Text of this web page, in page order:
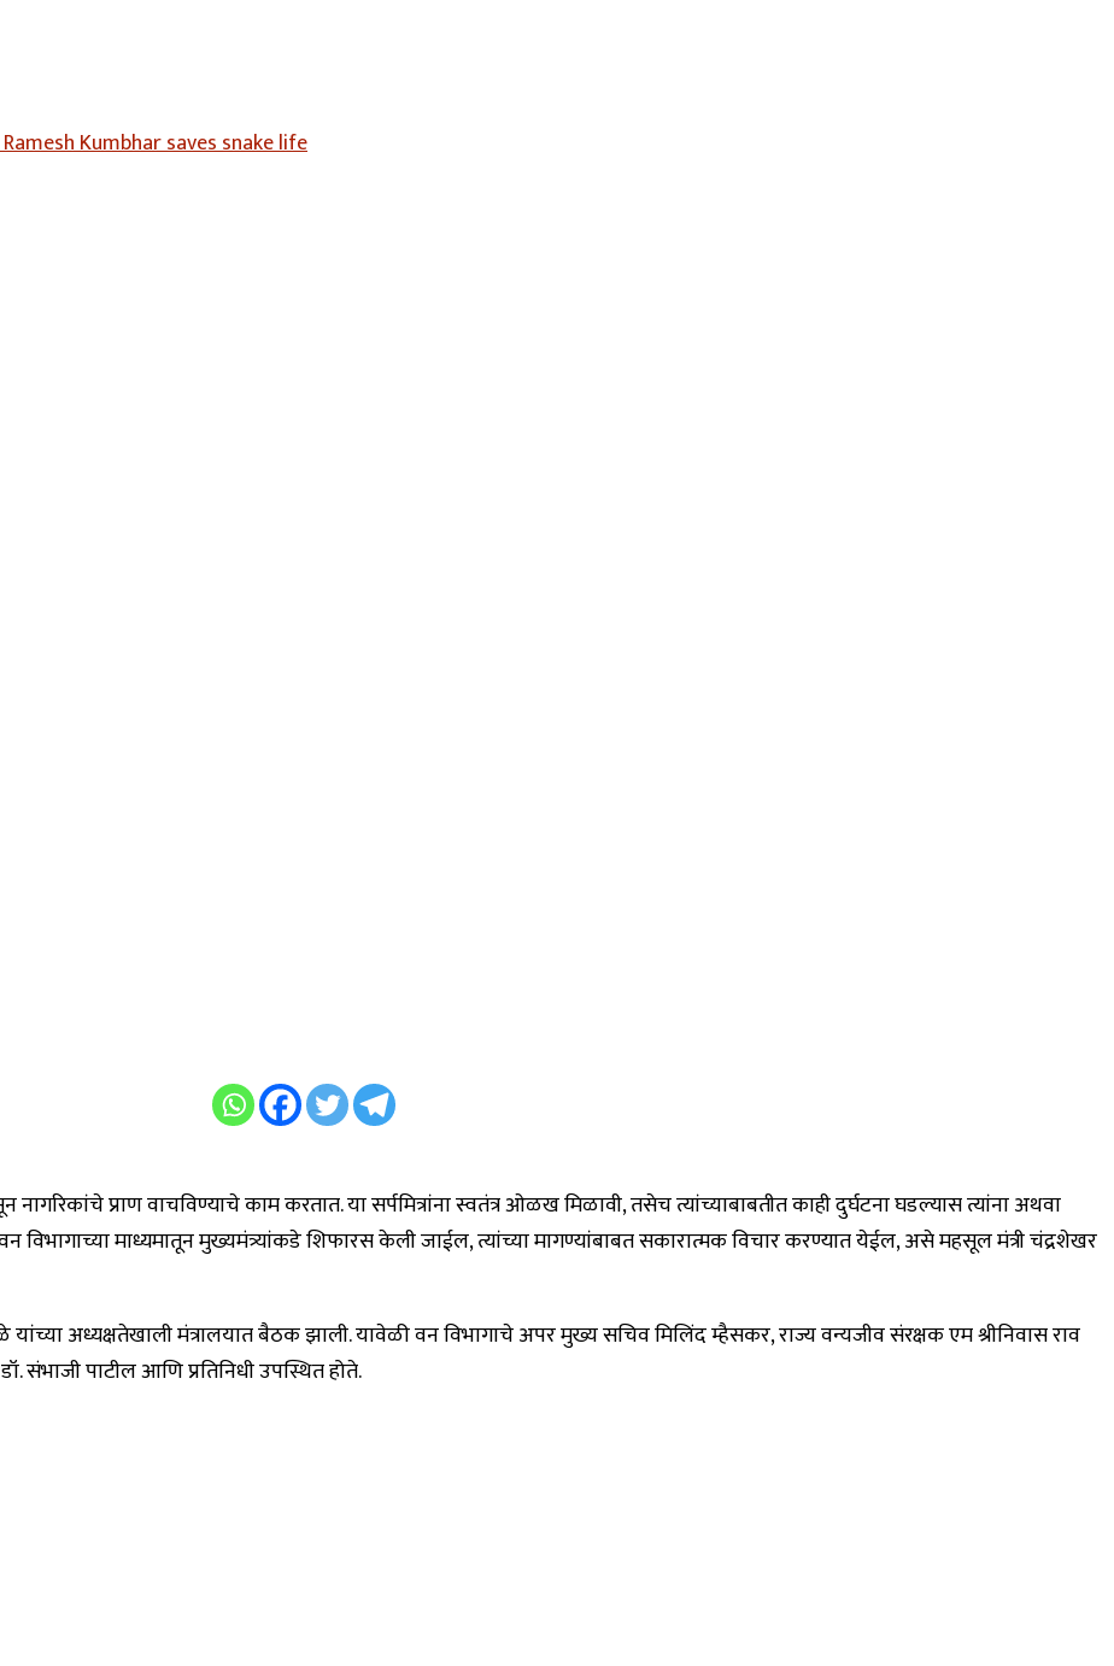
नागरिकांचे प्राण वाचविण्याचे काम करतात. या सर्पमित्रांना स्वतंत्र ओळख मिळावी, तसेच त्यांच्याबाबतीत काही दुर्घटना घडल्यास त्यांना अथवा
विभागाच्या माध्यमातून मुख्यमंत्र्यांकडे शिफारस केली जाईल, त्यांच्या मागण्यांबाबत सकारात्मक विचार करण्यात येईल, असे महसूल मंत्री चंद्रशेखर
यांच्या अध्यक्षतेखाली मंत्रालयात बैठक झाली. यावेळी वन विभागाचे अपर मुख्य सचिव मिलिंद म्हैसकर, राज्य वन्यजीव संरक्षक एम श्रीनिवास राव
संभाजी पाटील आणि प्रतिनिधी उपस्थित होते.